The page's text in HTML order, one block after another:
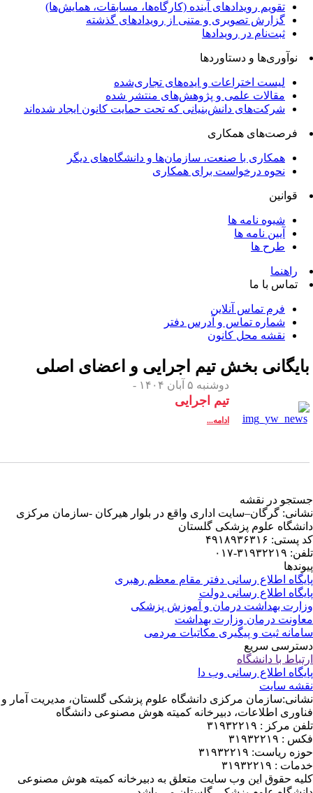
تقویم رویدادهای آینده (کارگاه‌ها، مسابقات، همایش‌ها)
گزارش تصویری و متنی از رویدادهای گذشته
ثبت‌نام در رویدادها
نوآوری‌ها و دستاوردها
لیست اختراعات و ایده‌های تجاری‌شده
مقالات علمی و پژوهش‌های منتشر شده
شرکت‌های دانش‌بنیانی که تحت حمایت کانون ایجاد شده‌اند
فرصت‌های همکاری
همکاری با صنعت، سازمان‌ها و دانشگاه‌های دیگر
نحوه درخواست برای همکاری
قوانین
شیوه نامه ها
آیین نامه ها
طرح ها
راهنما
تماس با ما
فرم تماس آنلاین
شماره تماس و آدرس دفتر
نقشه محل کانون
بخش تیم اجرایی و اعضای اصلی
دوشنبه ۵ آبان ۱۴۰۴ -
تیم اجرایی
ادامه...
در نقشه
گرگان–سایت اداری واقع در بلوار هیرکان -سازمان مرکزی
علوم پزشکی گلستان
۴۹۱۸۹۳۶۳۱۶
۰۱۷
اطلاع رسانی دفتر مقام معظم رهبری
اطلاع رسانی دولت
بهداشت درمان و آموزش پزشکی
درمان وزارت بهداشت
ثبت و پیگیری مکاتبات مردمی
سریع
با دانشگاه
اطلاع رسانی وب دا
سایت
مرکزی دانشگاه علوم پزشکی گلستان، مدیریت آمار و
اطلاعات، دبیرخانه کمیته هوش مصنوعی دانشگاه
مرکز : ۳۱۹۳۲۲۱۹
۳۱۹۳۲۲۱۹
ریاست: ۳۱۹۳۲۲۱۹
: ۳۱۹۳۲۲۱۹
حقوق این وب سایت متعلق به دبیرخانه کمیته هوش مصنوعی